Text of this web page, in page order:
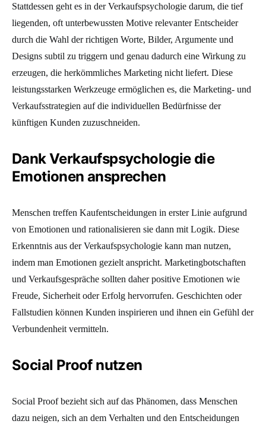
Stattdessen geht es in der Verkaufspsychologie darum, die tief
liegenden, oft unterbewussten Motive relevanter Entscheider
durch die Wahl der richtigen Worte, Bilder, Argumente und
Designs subtil zu triggern und genau dadurch eine Wirkung zu
erzeugen, die herkömmliches Marketing nicht liefert. Diese
leistungsstarken Werkzeuge ermöglichen es, die Marketing- und
Verkaufsstrategien auf die individuellen Bedürfnisse der
künftigen Kunden zuzuschneiden.
Dank Verkaufspsychologie die
Emotionen ansprechen
Menschen treffen Kaufentscheidungen in erster Linie aufgrund
von Emotionen und rationalisieren sie dann mit Logik. Diese
Erkenntnis aus der Verkaufspsychologie kann man nutzen,
indem man Emotionen gezielt anspricht. Marketingbotschaften
und Verkaufsgespräche sollten daher positive Emotionen wie
Freude, Sicherheit oder Erfolg hervorrufen. Geschichten oder
Fallstudien können Kunden inspirieren und ihnen ein Gefühl der
Verbundenheit vermitteln.
Social Proof nutzen
Social Proof bezieht sich auf das Phänomen, dass Menschen
dazu neigen, sich an dem Verhalten und den Entscheidungen